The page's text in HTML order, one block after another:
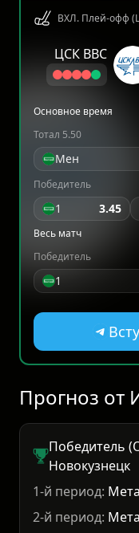
ВХЛ. Плей-офф
ЦСК ВВС
Основное время
Тотал 5.50
Мен
Победитель
1 3.45
Весь матч
Победитель
1
Прогноз от
Победитель
Новокузнецк
1-й период:
2-й период: